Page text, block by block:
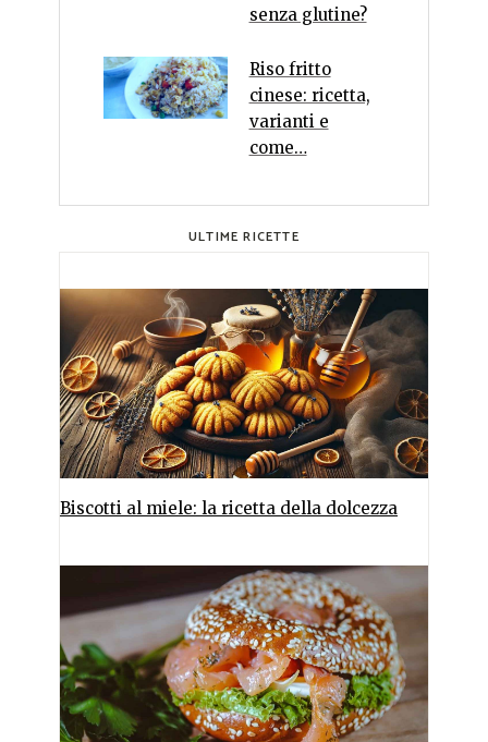
senza glutine?
Riso fritto
cinese: ricetta,
varianti e
come…
ULTIME RICETTE
Biscotti al miele: la ricetta della dolcezza